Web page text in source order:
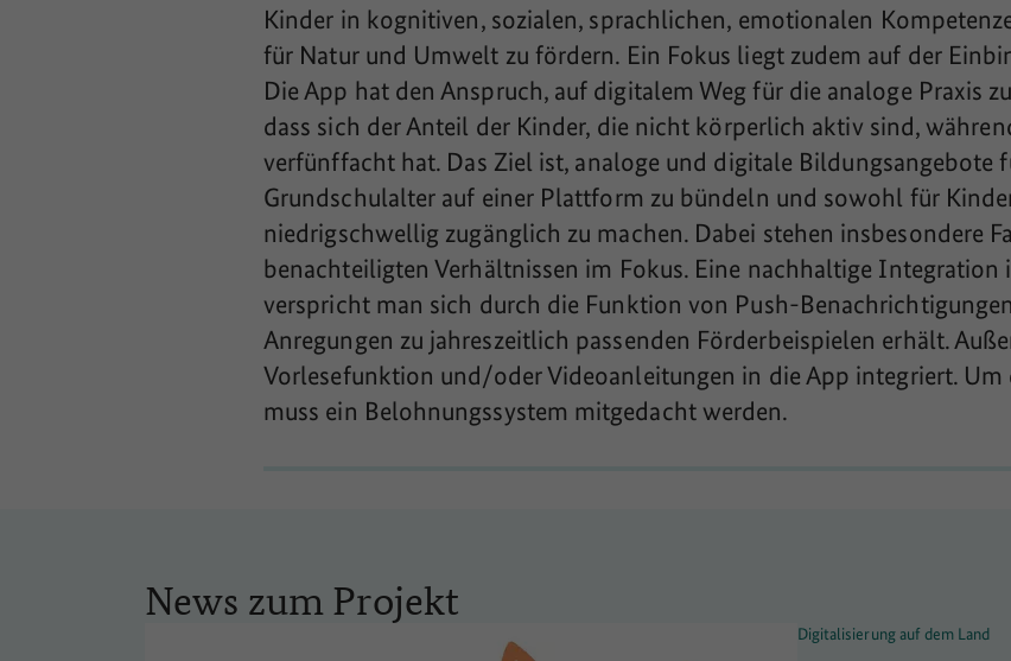
Kinder in kognitiven, sozialen, sprachlichen, emotionalen
für Natur und Umwelt zu fördern. Ein Fokus liegt zudem auf der
Die App hat den Anspruch, auf digitalem Weg für die analoge Praxis
dass sich der Anteil der Kinder, die nicht körperlich aktiv sind,
verfünffacht hat. Das Ziel ist, analoge und digitale Bildungsangebote
Grundschulalter auf einer Plattform zu bündeln und sowohl für
niedrigschwellig zugänglich zu machen. Dabei stehen insbesondere
benachteiligten Verhältnissen im Fokus. Eine nachhaltige
verspricht man sich durch die Funktion von Push-
Anregungen zu jahreszeitlich passenden Förderbeispielen erhält.
Vorlesefunktion und/oder Videoanleitungen in die App integriert.
muss ein Belohnungssystem mitgedacht werden.
News zum Projekt
Digitalisierung auf dem Land